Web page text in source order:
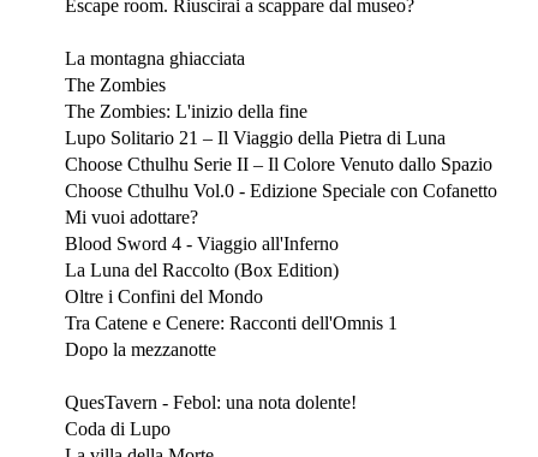
Escape room. Riuscirai a scappare dal museo?
La montagna ghiacciata
The Zombies
The Zombies: L'inizio della fine
Lupo Solitario 21 – Il Viaggio della Pietra di Luna
Choose Cthulhu Serie II – Il Colore Venuto dallo Spazio
Choose Cthulhu Vol.0 - Edizione Speciale con Cofanetto
Mi vuoi adottare?
Blood Sword 4 - Viaggio all'Inferno
La Luna del Raccolto (Box Edition)
Oltre i Confini del Mondo
Tra Catene e Cenere: Racconti dell'Omnis 1
Dopo la mezzanotte
QuesTavern - Febol: una nota dolente!
Coda di Lupo